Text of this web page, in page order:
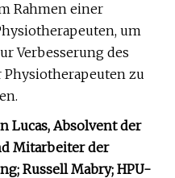
Rahmen einer
um
Verbesserung des
zu
Lucas, Absolvent der
Mitarbeiter der
Russell Mabry; HPU-